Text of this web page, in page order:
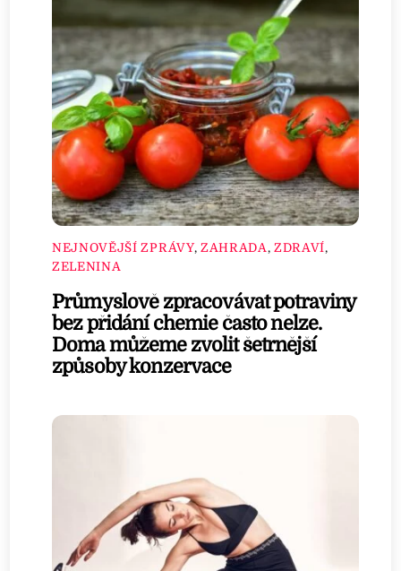
NEJNOVĚJŠÍ ZPRÁVY, ZAHRADA, ZDRAVÍ,
ZELENINA
Průmyslově zpracovávat potraviny
bez přidání chemie často nelze.
Doma můžeme zvolit šetrnější
způsoby konzervace